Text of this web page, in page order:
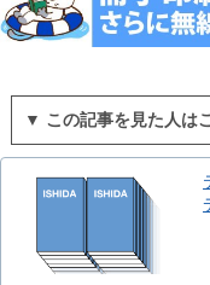
▼ この記事を見た人は